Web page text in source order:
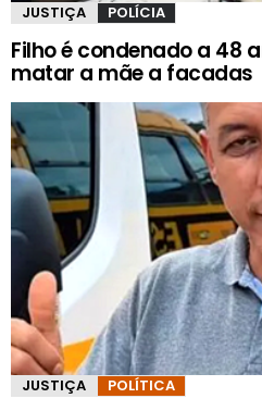
JUSTIÇA POLÍCIA
Filho é condenado a 48
matar a mãe a facadas
JUSTIÇA POLÍTICA